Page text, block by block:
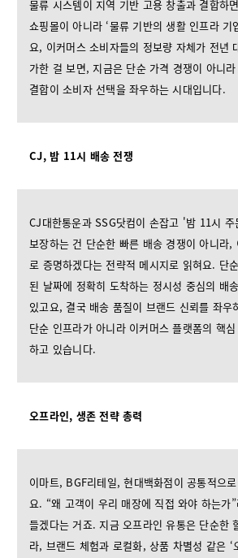
물류 시스템이 지역 기반 고용 창출과 결합하
쇼핑몰이 아니라 ‘물류 기반의 생활 인프라 기
요, 이커머스 소비자들의 정보량 자체가 전년
가한 걸 보면, 지금은 단순 가격 경쟁이 아니
결합이 소비자 선택을 좌우하는 시대입니다.
CJ, 밤 11시 배송 전쟁
CJ대한통운과 SSG닷컴이 손잡고 '밤 11시
보장하는 건 단순한 빠른 배송 경쟁이 아니라,
로 증명하겠다는 전략적 메시지로 읽혀요. 단
된 날짜에 정확히 도착하는 정시성 중심의 배
있고요, 결국 배송 품질이 브랜드 신뢰를 좌우
단순 인프라가 아니라 이커머스 플랫폼의 핵
하고 있습니다.
오프라인, 생존 전략 총력
이마트, BGF리테일, 현대백화점이 공통적으
요. “왜 고객이 우리 매장에 직접 와야 하는가
들겠다는 거죠. 지금 오프라인 유통은 단순한
라, 브랜드 체험과 로컬화, 상품 차별성 같은 ‘